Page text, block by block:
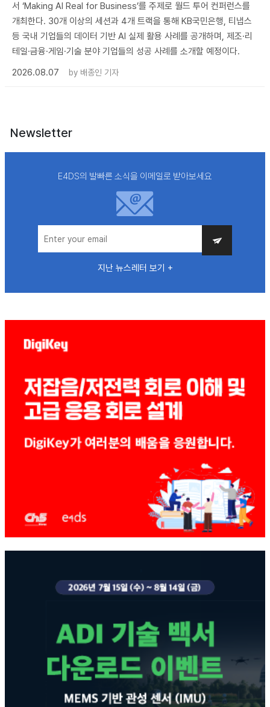
서 ‘Making AI Real for Business’를 주제로 월드 투어 컨퍼런스를
개최한다. 30개 이상의 세션과 4개 트랙을 통해 KB국민은행, 티냅스
등 국내 기업들의 데이터 기반 AI 실제 활용 사례를 공개하며, 제조·리
테일·금융·게임·기술 분야 기업들의 성공 사례를 소개할 예정이다.
2026.08.07
by 배종인 기자
Newsletter
E4DS의 발빠른 소식을 이메일로 받아보세요
지난 뉴스레터 보기 +